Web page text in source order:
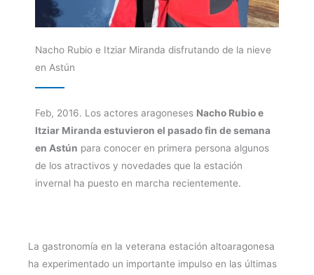
Nacho Rubio e Itziar Miranda disfrutando de la nieve
en Astún
Feb, 2016. Los actores aragoneses Nacho Rubio e
Itziar Miranda estuvieron el pasado fin de semana
en Astún para conocer en primera persona algunos
de los atractivos y novedades que la estación
invernal ha puesto en marcha recientemente.
La gastronomía en la veterana estación altoaragonesa
ha experimentado un importante impulso en las últimas